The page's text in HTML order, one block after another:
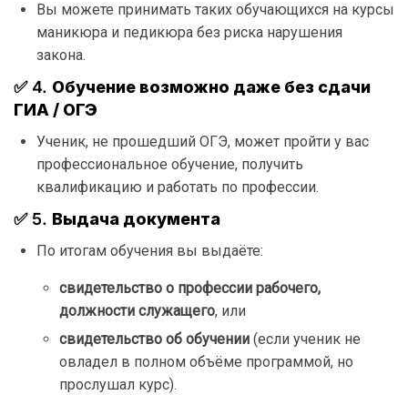
Вы можете принимать таких обучающихся на курсы
маникюра и педикюра без риска нарушения
закона.
✅ 4. Обучение возможно даже без сдачи
ГИА / ОГЭ
Ученик, не прошедший ОГЭ, может пройти у вас
профессиональное обучение, получить
квалификацию и работать по профессии.
✅ 5. Выдача документа
По итогам обучения вы выдаёте:
свидетельство о профессии рабочего,
должности служащего, или
свидетельство об обучении (если ученик не
овладел в полном объёме программой, но
прослушал курс).